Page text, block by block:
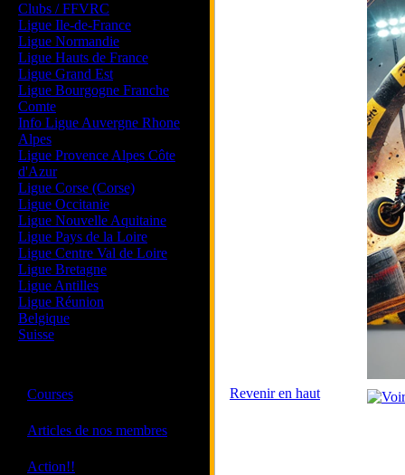
Clubs / FFVRC
Ligue Ile-de-France
Ligue Normandie
Ligue Hauts de France
Ligue Grand Est
Ligue Bourgogne Franche
Comte
Info Ligue Auvergne Rhone
Alpes
Ligue Provence Alpes Côte
d'Azur
Ligue Corse (Corse)
Ligue Occitanie
Ligue Nouvelle Aquitaine
Ligue Pays de la Loire
Ligue Centre Val de Loire
Ligue Bretagne
Ligue Antilles
Ligue Réunion
Belgique
Suisse
Courses
Articles de nos membres
Action!!
Revenir en haut